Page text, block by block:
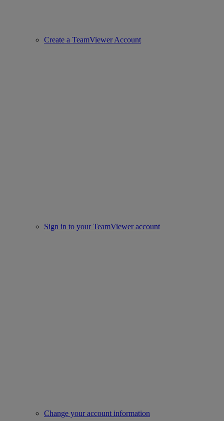
Create a TeamViewer Account
Sign in to your TeamViewer account
Change your account information